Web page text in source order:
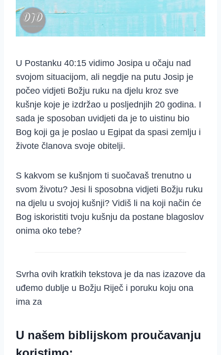
U Postanku 40:15 vidimo Josipa u očaju nad
svojom situacijom, ali negdje na putu Josip je
počeo vidjeti Božju ruku na djelu kroz sve
kušnje koje je izdržao u posljednjih 20 godina. I
sada je sposoban uvidjeti da je to uistinu bio
Bog koji ga je poslao u Egipat da spasi zemlju i
živote članova svoje obitelji.
S kakvom se kušnjom ti suočavaš trenutno u
svom životu? Jesi li sposobna vidjeti Božju ruku
na djelu u svojoj kušnji? Vidiš li na koji način će
Bog iskoristiti tvoju kušnju da postane blagoslov
onima oko tebe?
Svrha ovih kratkih tekstova je da nas izazove da
uđemo dublje u Božju Riječ i poruku koju ona
ima za
U našem biblijskom proučavanju